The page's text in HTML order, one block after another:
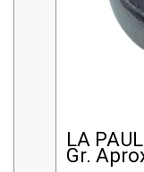
LA
Gr.